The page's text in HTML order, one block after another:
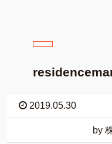
2019.05.30
by